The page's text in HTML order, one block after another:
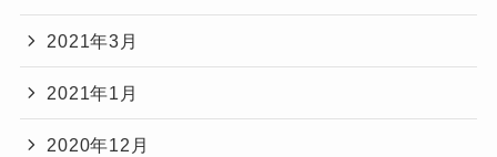
2021年3月
2021年1月
2020年12月